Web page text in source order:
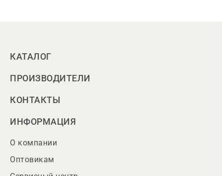
КАТАЛОГ
ПРОИЗВОДИТЕЛИ
КОНТАКТЫ
ИНФОРМАЦИЯ
О компании
Оптовикам